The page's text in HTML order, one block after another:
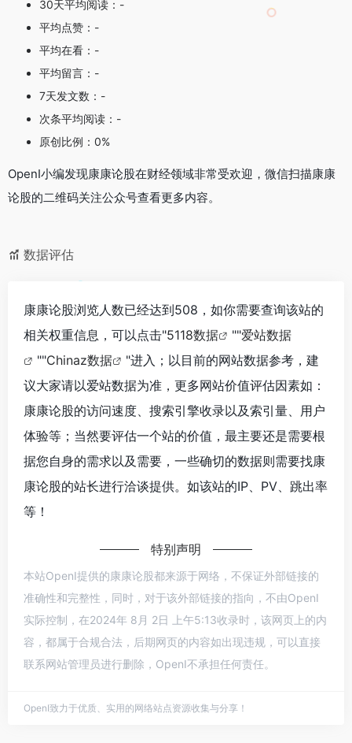
30天平均阅读：-
平均点赞：-
平均在看：-
平均留言：-
7天发文数：-
次条平均阅读：-
原创比例：0%
OpenI小编发现康康论股在财经领域非常受欢迎，微信扫描康康
论股的二维码关注公众号查看更多内容。
数据评估
康康论股浏览人数已经达到508，如你需要查询该站的
相关权重信息，可以点击"5118数据 ""爱站数据
""Chinaz数据
"进入；以目前的网站数据参考，建
议大家请以爱站数据为准，更多网站价值评估因素如：
康康论股的访问速度、搜索引擎收录以及索引量、用户
体验等；当然要评估一个站的价值，最主要还是需要根
据您自身的需求以及需要，一些确切的数据则需要找康
康论股的站长进行洽谈提供。如该站的IP、PV、跳出率
等！
特别声明
本站OpenI提供的康康论股都来源于网络，不保证外部链接的
准确性和完整性，同时，对于该外部链接的指向，不由OpenI
实际控制，在2024年 8月 2日 上午5:13收录时，该网页上的内
容，都属于合规合法，后期网页的内容如出现违规，可以直接
联系网站管理员进行删除，OpenI不承担任何责任。
OpenI致力于优质、实用的网络站点资源收集与分享！